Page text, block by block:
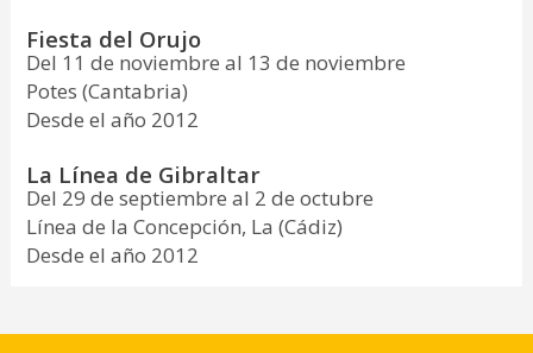
Fiesta del Orujo
Del 11 de noviembre al 13 de noviembre
Potes (Cantabria)
Desde el año 2012
La Línea de Gibraltar
Del 29 de septiembre al 2 de octubre
Línea de la Concepción, La (Cádiz)
Desde el año 2012